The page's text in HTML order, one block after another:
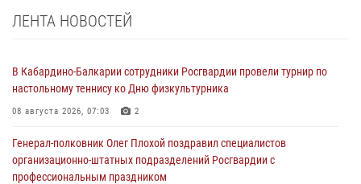
ЛЕНТА НОВОСТЕЙ
В Кабардино-Балкарии сотрудники Росгвардии провели турнир по
настольному теннису ко Дню физкультурника
08 августа 2026, 07:03 2
Генерал-полковник Олег Плохой поздравил специалистов
организационно-штатных подразделений Росгвардии с
профессиональным праздником